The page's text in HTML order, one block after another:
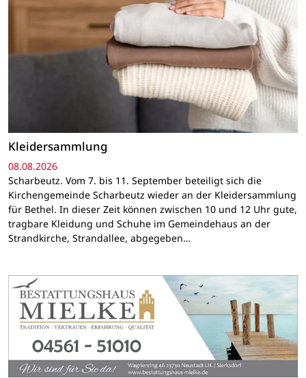
Kleidersammlung
08.08.2026
Scharbeutz. Vom 7. bis 11. September beteiligt sich die
Kirchengemeinde Scharbeutz wieder an der Kleidersammlung
für Bethel. In dieser Zeit können zwischen 10 und 12 Uhr gute,
tragbare Kleidung und Schuhe im Gemeindehaus an der
Strandkirche, Strandallee, abgegeben…